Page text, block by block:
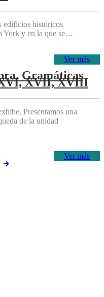
edificios históricos
York y en la que se…
Ver más
Gramáticas
XVI, XVII, XVIII
Presentamos una
de la unidad
Ver más